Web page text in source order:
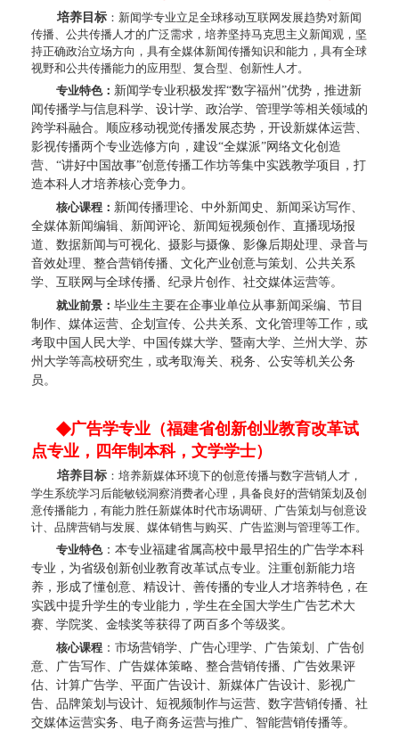
培养目标 ： 新闻学专业立足全球移动互联网发展趋势对新闻
传播、公共传播人才的广泛需求，培养坚持马克思主义新闻观，坚
持正确政治立场方向，具有全媒体新闻传播知识和能力，具有全球
视野和公共传播能力的应用型、复合型、创新性人才。
专业特色： 新闻学专业积极发挥“数字福州”优势，推进新
闻传播学与信息科学、设计学、政治学、管理学等相关领域的
跨学科融合。顺应移动视觉传播发展态势，开设新媒体运营、
影视传播两个专业选修方向，建设“全媒派”网络文化创造
营、 “讲好中国故事”创意传播工作坊等集中实践教学项目，打
造本科人才培养核心竞争力。
核心课程： 新闻传播理论、中外新闻史、新闻采访写作、
全媒体新闻编辑、新闻评论、新闻短视频创作、直播现场报
道、数据新闻与可视化、摄影与摄像、影像后期处理、录音与
音效处理、整合营销传播、文化产业创意与策划、公共关系
学、互联网与全球传播、纪录片创作、社交媒体运营等。
就业前景： 毕业生主要在企事业单位从事新闻采编、节目
制作、媒体运营、企划宣传、公共关系、文化管理等工作，或
考取中国人民大学、中国传媒大学、暨南大学、兰州大学、苏
州大学等高校研究生，或考取海关、税务、公安等机关公务
员。
◆广告学专业 （福建省创新创业教育改革试
点专业，四年制本科，文学学士）
培养目标 ： 培养新媒体环境下的创意传播与数字营销人才，
学生系统学习后能敏锐洞察消费者心理，具备良好的营销策划及创
意传播能力，有能力胜任新媒体时代市场调研、广告策划与创意设
计、品牌营销与发展、媒体销售与购买、广告监测与管理等工作。
专业特色： 本专业福建省属高校中最早招生的广告学本科
专业，为省级创新创业教育改革试点专业。注重创新能力培
养，形成了懂创意、精设计、善传播的专业人才培养特色，在
实践中提升学生的专业能力，学生在全国大学生广告艺术大
赛、学院奖、金犊奖等获得了两百多个等级奖。
核心课程 ： 市场营销学、广告心理学、广告策划、广告创
意、广告写作、广告媒体策略、整合营销传播、广告效果评
估、计算广告学、平面广告设计、新媒体广告设计、影视广
告、品牌策划与设计、短视频制作与运营、数字营销传播、社
交媒体运营实务、电子商务运营与推广、智能营销传播等。